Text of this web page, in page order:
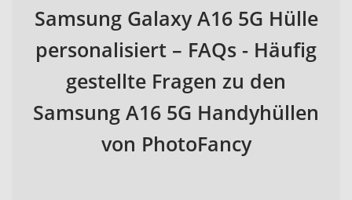
Samsung Galaxy A16 5G Hülle
personalisiert – FAQs - Häufig
gestellte Fragen zu den
Samsung A16 5G Handyhüllen
von PhotoFancy